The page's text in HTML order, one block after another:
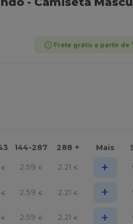
Frete grátis a partir de
144-287 288 + Mais
€ 2.59 € 2.21 € +
€ 2.59 € 2.21 € +
€ 2.59 € 2.21 € +